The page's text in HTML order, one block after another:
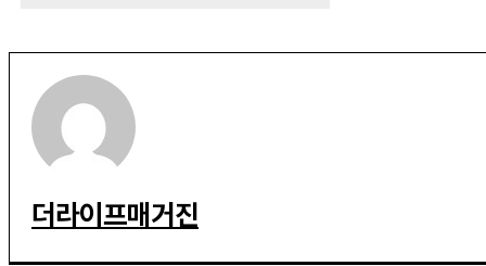
더라이프매거진